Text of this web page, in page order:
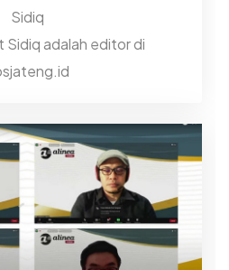
Sidiq
Sidiq adalah editor di